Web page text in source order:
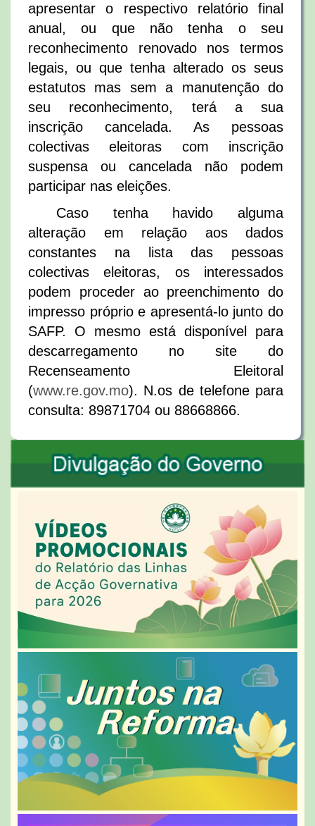
apresentar o respectivo relatório final
anual, ou que não tenha o seu
reconhecimento renovado nos termos
legais, ou que tenha alterado os seus
estatutos mas sem a manutenção do
seu reconhecimento, terá a sua
inscrição cancelada. As pessoas
colectivas eleitoras com inscrição
suspensa ou cancelada não podem
participar nas eleições.
Caso tenha havido alguma
alteração em relação aos dados
constantes na lista das pessoas
colectivas eleitoras, os interessados
podem proceder ao preenchimento do
impresso próprio e apresentá-lo junto do
SAFP. O mesmo está disponível para
descarregamento no site do
Recenseamento Eleitoral
(www.re.gov.mo). N.os de telefone para
consulta: 89871704 ou 88668866.